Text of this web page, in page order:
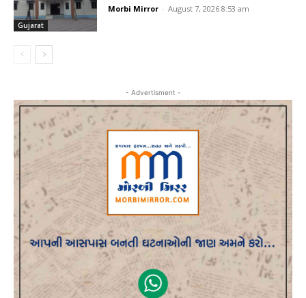
Gujarat
Morbi Mirror - August 7, 2026 8:53 am
- Advertisment -